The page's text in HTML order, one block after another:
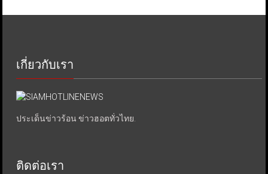
เกี่ยวกับเรา
ประเด็นข่าวร้อน ข่าวฮอตทั่วไทย.
ติดต่อเรา